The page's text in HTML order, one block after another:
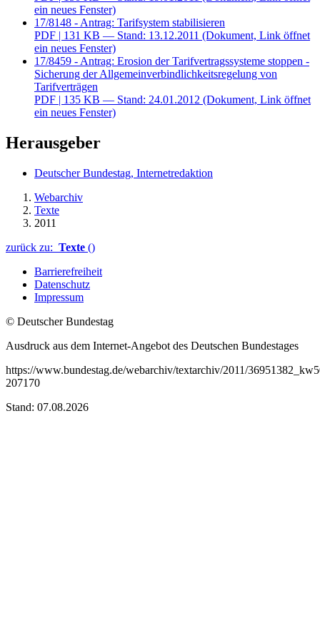
ein neues Fenster)
17/8148 - Antrag: Tarifsystem stabilisieren
PDF | 131 KB — Stand: 13.12.2011 (Dokument, Link öffnet
ein neues Fenster)
17/8459 - Antrag: Erosion der Tarifvertragssysteme stoppen -
Sicherung der Allgemeinverbindlichkeitsregelung von
Tarifverträgen
PDF | 135 KB — Stand: 24.01.2012 (Dokument, Link öffnet
ein neues Fenster)
Herausgeber
Deutscher Bundestag, Internetredaktion
Webarchiv
Texte
2011
zurück zu: Texte ()
Barrierefreiheit
Datenschutz
Impressum
© Deutscher Bundestag
Ausdruck aus dem Internet-Angebot des Deutschen Bundestages
https://www.bundestag.de/webarchiv/textarchiv/2011/
207170
Stand: 07.08.2026